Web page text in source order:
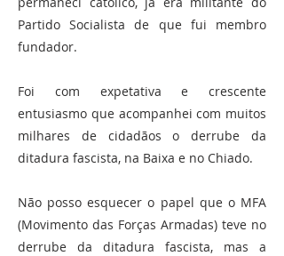
Partido Socialista de que fui membro
fundador.
Foi com expetativa e crescente
entusiasmo que acompanhei com muitos
milhares de cidadãos o derrube da
ditadura fascista, na Baixa e no Chiado.
Não posso esquecer o papel que o MFA
(Movimento das Forças Armadas) teve no
derrube da ditadura fascista, mas a